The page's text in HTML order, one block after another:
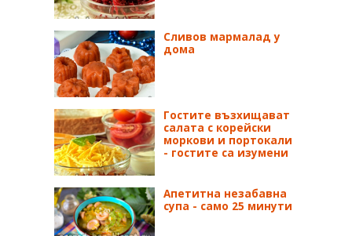
Сливов мармалад у
дома
Гостите възхищават
салата с корейски
моркови и портокали
- гостите са изумени
Апетитна незабавна
супа - само 25 минути